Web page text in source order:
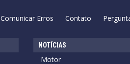
Comunicar Erros Contato
NOTÍCIAS
Motor